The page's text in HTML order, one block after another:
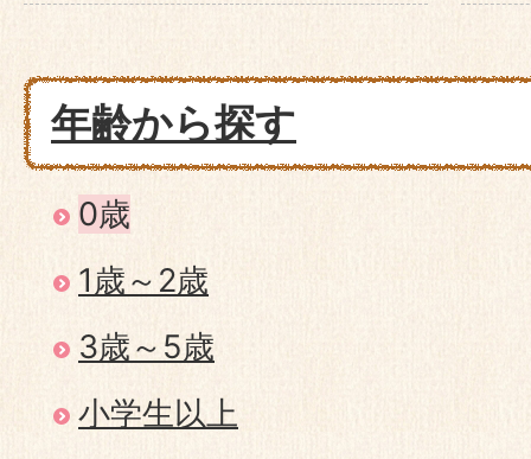
年齢から探す
0歳
1歳～2歳
3歳～5歳
小学生以上